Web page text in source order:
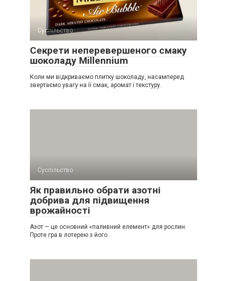
Суспільство
Секрети неперевершеного смаку
шоколаду Millennium
Коли ми відкриваємо плитку шоколаду, насамперед
звертаємо увагу на її смак, аромат і текстуру.
Суспільство
Як правильно обрати азотні
добрива для підвищення
врожайності
Азот — це основний «паливний елемент» для рослин.
Проте гра в лотерею з його